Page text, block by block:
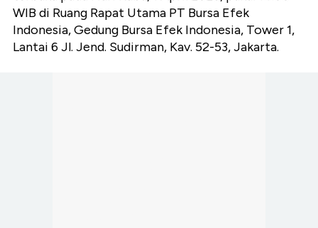
WIB di Ruang Rapat Utama PT Bursa Efek
Indonesia, Gedung Bursa Efek Indonesia, Tower 1,
Lantai 6 Jl. Jend. Sudirman, Kav. 52-53, Jakarta.